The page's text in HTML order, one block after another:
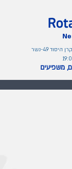
49-נשר
משפיעים